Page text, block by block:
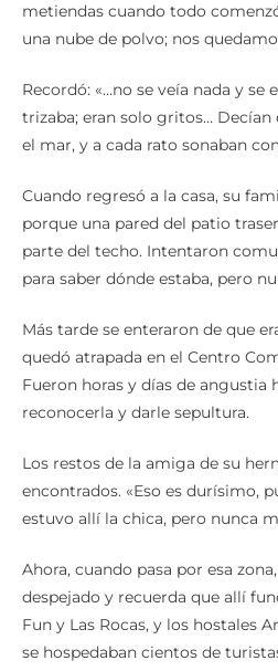
metiendas cuando todo
una nube de polvo; nos
Recordó: «…no se veía nada y se
trizaba; eran solo gritos… Decían
el mar, y a cada rato sonaban
Cuando regresó a la casa, su
porque una pared del patio
parte del techo. Intentaron
para saber dónde estaba, pero
Más tarde se enteraron de que
quedó atrapada en el Centro
Fueron horas y días de angustia
reconocerla y darle sepultura.
Los restos de la amiga de su
encontrados. «Eso es durísimo,
estuvo allí la chica, pero nunca
Ahora, cuando pasa por esa
despejado y recuerda que allí
Fun y Las Rocas, y los hostales
se hospedaban cientos de